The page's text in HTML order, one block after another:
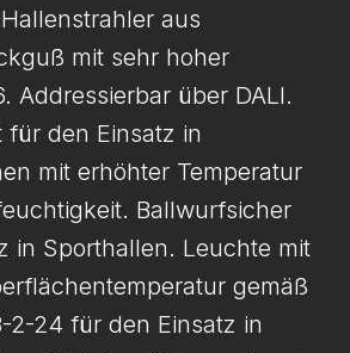
aus
mit sehr hoher
Addressierbar über DALI.
den Einsatz in
mit erhöhter Temperatur
Ballwurfsicher
in Sporthallen. Leuchte mit
gemäß
2-24 für den Einsatz in